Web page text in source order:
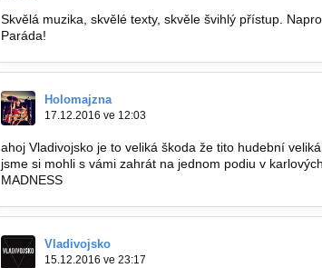
Skvělá muzika, skvělé texty, skvěle švihlý přístup.
Paráda!
Holomajzna
17.12.2016 ve 12:03
ahoj Vladivojsko je to veliká škoda že tito hudební
jsme si mohli s vámi zahrát na jednom podiu v
MADNESS
Vladivojsko
15.12.2016 ve 23:17